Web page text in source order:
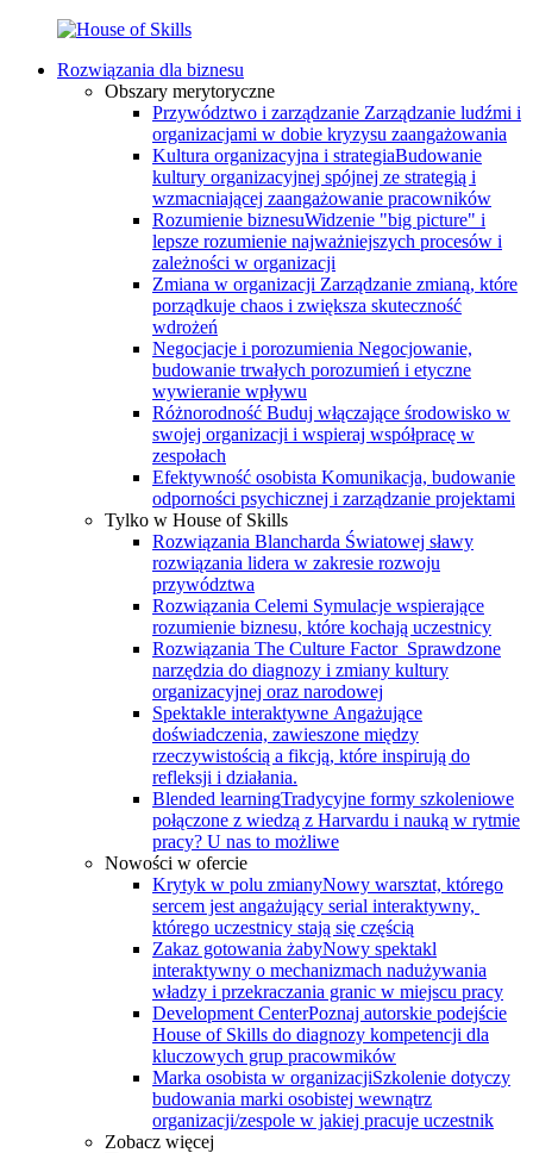
Rozwiązania dla biznesu
Obszary merytoryczne
Przywództwo i zarządzanie Zarządzanie ludźmi i
organizacjami w dobie kryzysu zaangażowania
Kultura organizacyjna i strategiaBudowanie
kultury organizacyjnej spójnej ze strategią i
wzmacniającej zaangażowanie pracowników
Rozumienie biznesuWidzenie "big picture" i
lepsze rozumienie najważniejszych procesów i
zależności w organizacji
Zmiana w organizacji Zarządzanie zmianą, które
porządkuje chaos i zwiększa skuteczność
wdrożeń
Negocjacje i porozumienia Negocjowanie,
budowanie trwałych porozumień i etyczne
wywieranie wpływu
Różnorodność Buduj włączające środowisko w
swojej organizacji i wspieraj współpracę w
zespołach
Efektywność osobista Komunikacja, budowanie
odporności psychicznej i zarządzanie projektami
Tylko w House of Skills
Rozwiązania Blancharda Światowej sławy
rozwiązania lidera w zakresie rozwoju
przywództwa
Rozwiązania Celemi Symulacje wspierające
rozumienie biznesu, które kochają uczestnicy
Rozwiązania The Culture Factor Sprawdzone
narzędzia do diagnozy i zmiany kultury
organizacyjnej oraz narodowej
Spektakle interaktywne Angażujące
doświadczenia, zawieszone między
rzeczywistością a fikcją, które inspirują do
refleksji i działania.
Blended learningTradycyjne formy szkoleniowe
połączone z wiedzą z Harvardu i nauką w rytmie
pracy? U nas to możliwe
Nowości w ofercie
Krytyk w polu zmianyNowy warsztat, którego
sercem jest angażujący serial interaktywny, ​
którego uczestnicy stają się częścią
Zakaz gotowania żabyNowy spektakl
interaktywny o mechanizmach nadużywania
władzy i przekraczania granic w miejscu pracy
Development CenterPoznaj autorskie podejście
House of Skills do diagnozy kompetencji dla
kluczowych grup pracowmików
Marka osobista w organizacjiSzkolenie dotyczy
budowania marki osobistej wewnątrz
organizacji/zespole w jakiej pracuje uczestnik
Zobacz więcej